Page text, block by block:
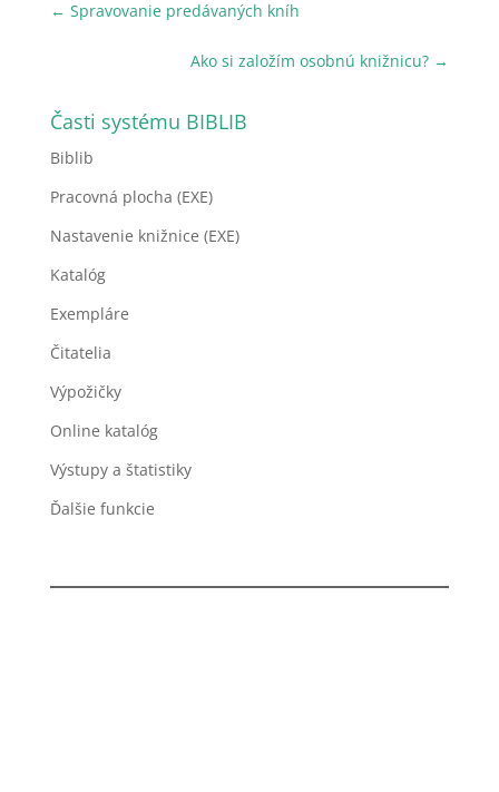
← Spravovanie predávaných kníh
Ako si založím osobnú knižnicu? →
Časti systému BIBLIB
Biblib
Pracovná plocha (EXE)
Nastavenie knižnice (EXE)
Katalóg
Exempláre
Čitatelia
Výpožičky
Online katalóg
Výstupy a štatistiky
Ďalšie funkcie